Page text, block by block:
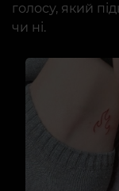
голосу, який
чи ні.